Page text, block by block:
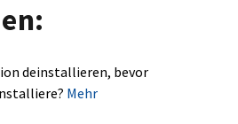
deinstallieren, bevor
Mehr